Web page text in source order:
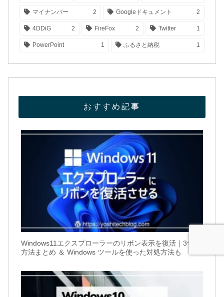
マイナンバー 2 Googleドキュメント 2
4DDiG 2 FireFox 2 Twitter 1
PowerPoint 1 ふるさと納税 1
おすすめ記事
Windows11エクスプローラーのリボン表示を復活｜3つの
方法まとめ ＆ Windows ツールを使った対処方法も